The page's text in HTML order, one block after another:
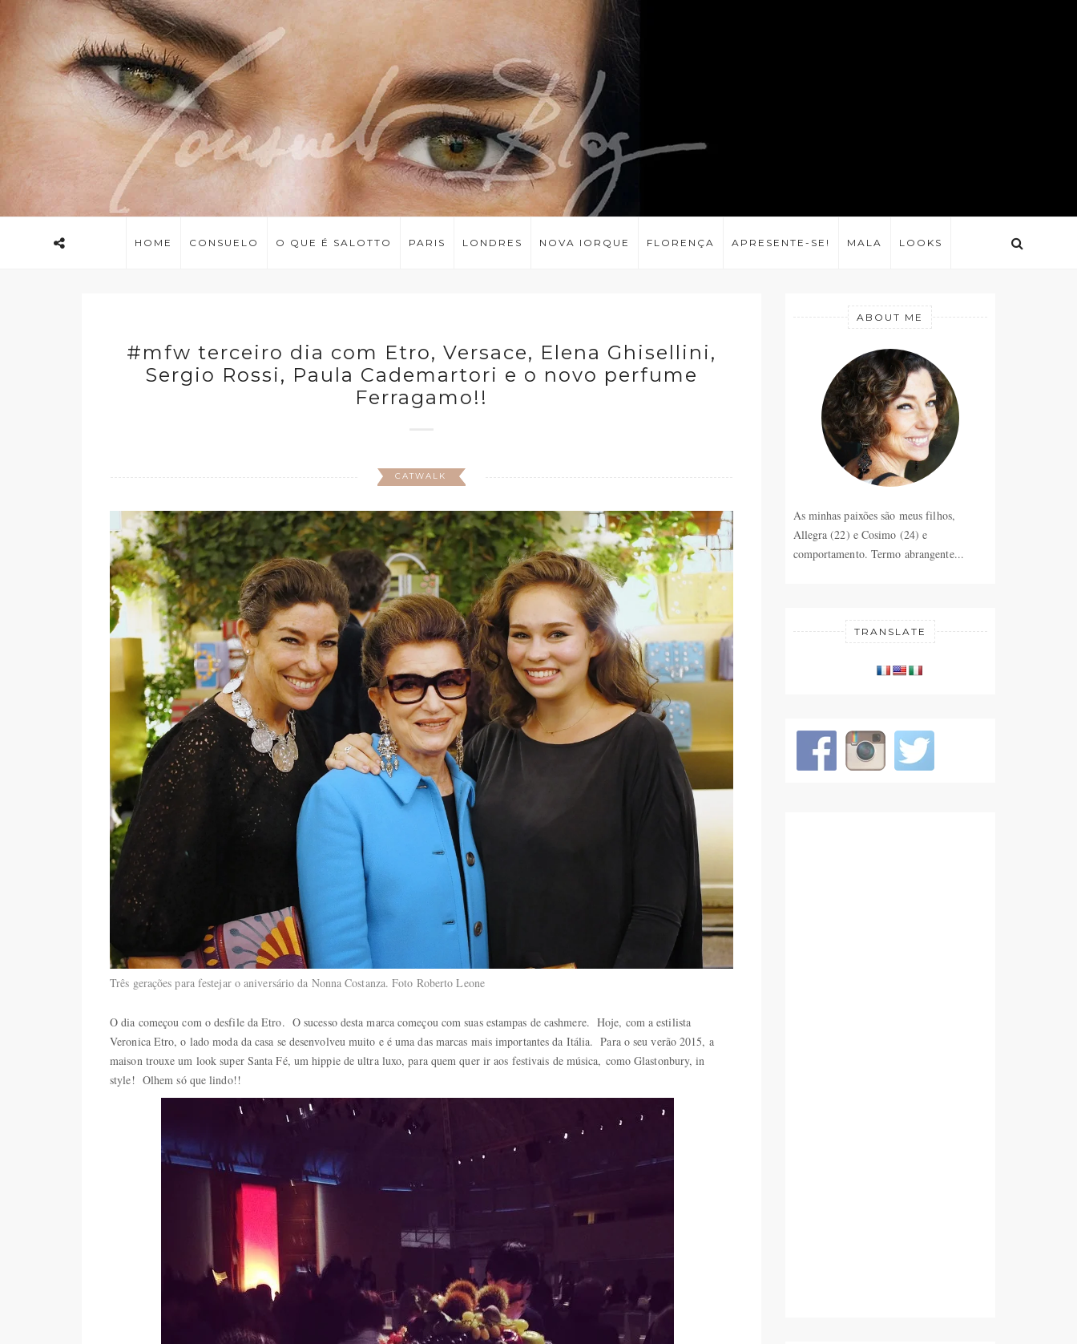
HOME CONSUELO O QUE É SALOTTO PARIS LONDRES NOVA IORQUE FLORENÇA APRESENTE-SE! MALA LOOKS
#mfw terceiro dia com Etro, Versace, Elena Ghisellini,
Sergio Rossi, Paula Cademartori e o novo perfume
Ferragamo!!
CATWALK
Três gerações para festejar o aniversário da Nonna Costanza. Foto Roberto Leone
O dia começou com o desfile da Etro. O sucesso desta marca começou com suas estampas de cashmere. Hoje, com a estilista
Veronica Etro, o lado moda da casa se desenvolveu muito e é uma das marcas mais importantes da Itália. Para o seu verão 2015, a
maison trouxe um look super Santa Fé, um hippie de ultra luxo, para quem quer ir aos festivais de música, como Glastonbury, in
style! Olhem só que lindo!!
ABOUT ME
As minhas paixões são meus filhos,
Allegra (22) e Cosimo (24) e
comportamento. Termo abrangente...
TRANSLATE